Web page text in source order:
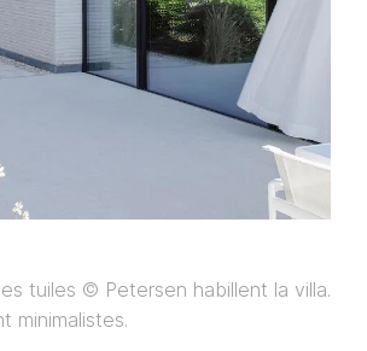
tuiles © Petersen habillent la villa.
minimalistes.